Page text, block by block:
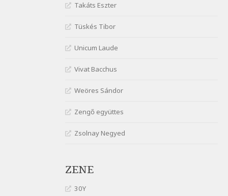
József Attila: Minden s
Szélkiáltó
József Attila: Mióta elmentél
József Attila: Ne bántsda
Szélkiáltó
József Attila: Óda – Mellékdal
József Attila: Ringató
Szélkiáltó
József Attila: Tószunnyadó
Takáts Eszter
Tüskés Tibor
Unicum Laude
Vivat Bacchus
Weöres Sándor
Zengő együttes
Zsolnay Negyed
ZENE
30Y